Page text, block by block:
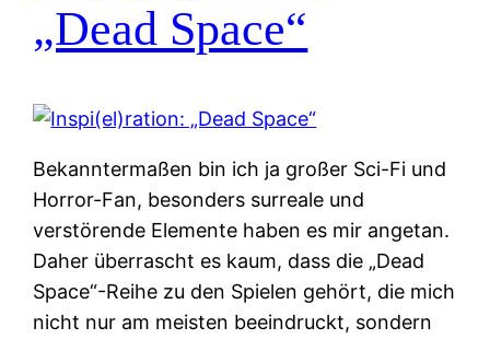
„Dead Space“
Bekanntermaßen bin ich ja großer Sci-Fi und
Horror-Fan, besonders surreale und
verstörende Elemente haben es mir angetan.
Daher überrascht es kaum, dass die „Dead
Space“-Reihe zu den Spielen gehört, die mich
nicht nur am meisten beeindruckt, sondern